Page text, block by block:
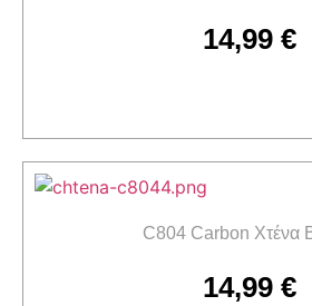
14,99 €
C804 Carbon Χτένα
14,99 €